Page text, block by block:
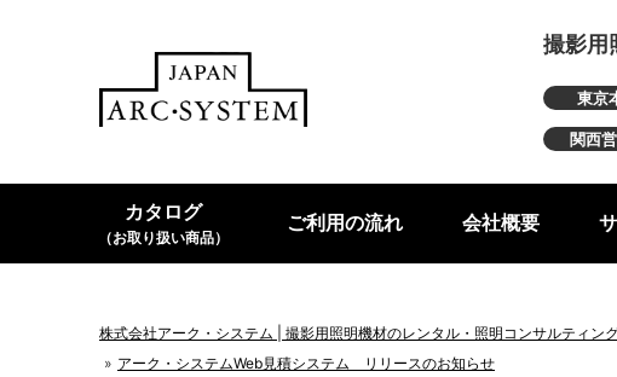
撮影用
東京
関西
カタログ
（お取り扱い商品）
ご利用の流れ 会社概要
株式会社アーク・システム | 撮影用照明機材のレンタル・照明コンサルティン
アーク・システムWeb見積システム リリースのお知らせ